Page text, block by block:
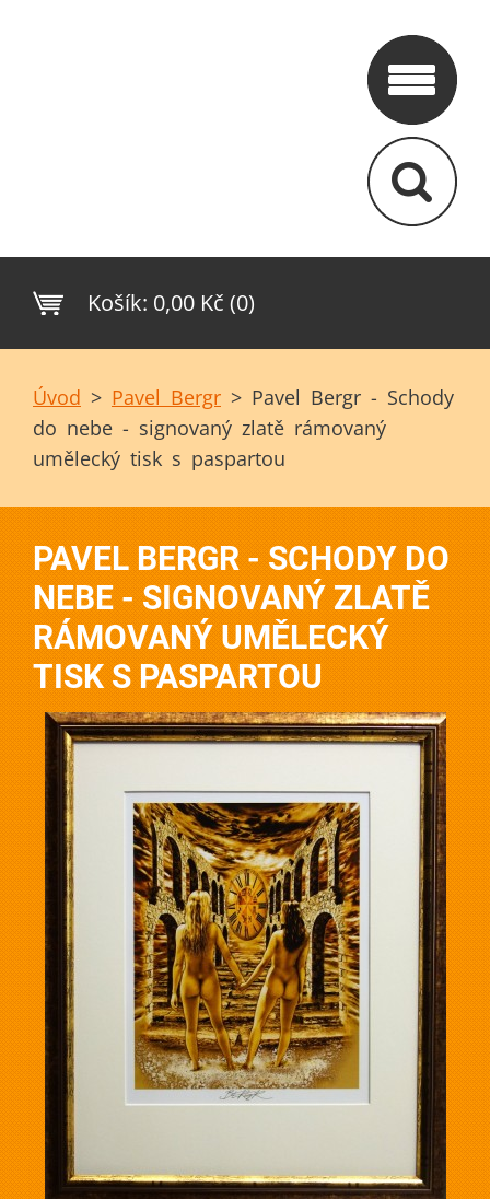
Košík: 0,00 Kč (0)
Úvod > Pavel Bergr > Pavel Bergr - Schody
do nebe - signovaný zlatě rámovaný
umělecký tisk s paspartou
PAVEL BERGR - SCHODY DO
NEBE - SIGNOVANÝ ZLATĚ
RÁMOVANÝ UMĚLECKÝ
TISK S PASPARTOU